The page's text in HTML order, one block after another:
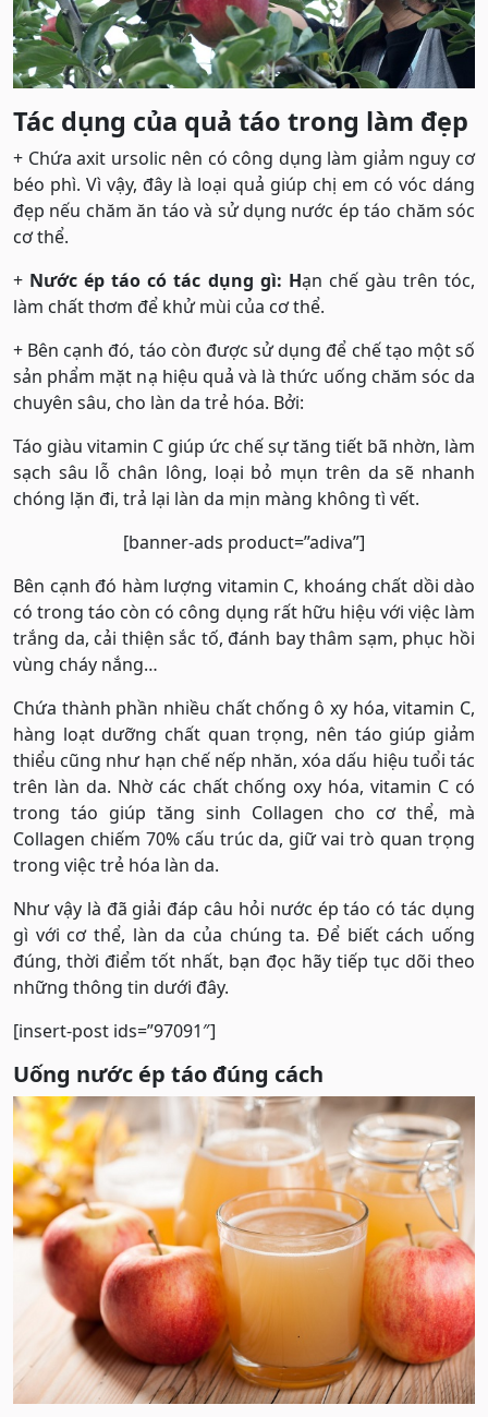
Tác dụng của quả táo trong làm đẹp
+ Chứa axit ursolic nên có công dụng làm giảm nguy cơ
béo phì. Vì vậy, đây là loại quả giúp chị em có vóc dáng
đẹp nếu chăm ăn táo và sử dụng nước ép táo chăm sóc
cơ thể.
+ Nước ép táo có tác dụng gì: Hạn chế gàu trên tóc,
làm chất thơm để khử mùi của cơ thể.
+ Bên cạnh đó, táo còn được sử dụng để chế tạo một số
sản phẩm mặt nạ hiệu quả và là thức uống chăm sóc da
chuyên sâu, cho làn da trẻ hóa. Bởi:
Táo giàu vitamin C giúp ức chế sự tăng tiết bã nhờn, làm
sạch sâu lỗ chân lông, loại bỏ mụn trên da sẽ nhanh
chóng lặn đi, trả lại làn da mịn màng không tì vết.
[banner-ads product=”adiva”]
Bên cạnh đó hàm lượng vitamin C, khoáng chất dồi dào
có trong táo còn có công dụng rất hữu hiệu với việc làm
trắng da, cải thiện sắc tố, đánh bay thâm sạm, phục hồi
vùng cháy nắng…
Chứa thành phần nhiều chất chống ô xy hóa, vitamin C,
hàng loạt dưỡng chất quan trọng, nên táo giúp giảm
thiểu cũng như hạn chế nếp nhăn, xóa dấu hiệu tuổi tác
trên làn da. Nhờ các chất chống oxy hóa, vitamin C có
trong táo giúp tăng sinh Collagen cho cơ thể, mà
Collagen chiếm 70% cấu trúc da, giữ vai trò quan trọng
trong việc trẻ hóa làn da.
Như vậy là đã giải đáp câu hỏi nước ép táo có tác dụng
gì với cơ thể, làn da của chúng ta. Để biết cách uống
đúng, thời điểm tốt nhất, bạn đọc hãy tiếp tục dõi theo
những thông tin dưới đây.
[insert-post ids=”97091″]
Uống nước ép táo đúng cách